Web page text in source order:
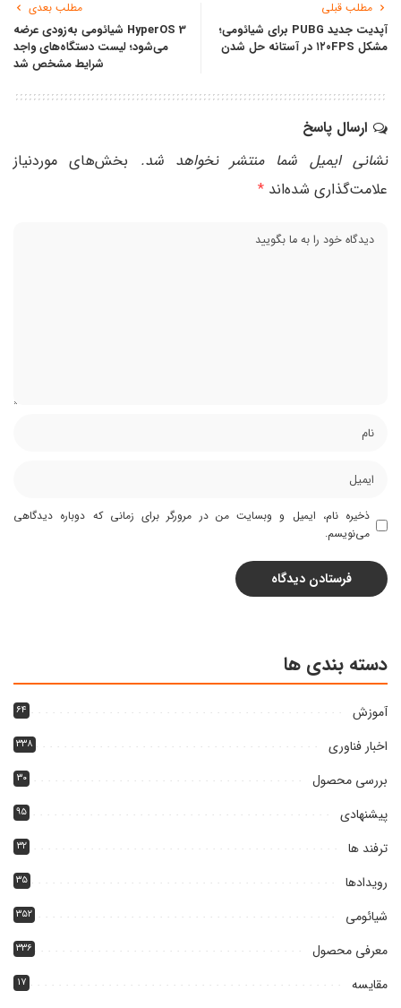
مطلب قبلی
آپدیت جدید PUBG برای شیائومی؛
مشکل ۱۲۰FPS در آستانه حل شدن
مطلب بعدی
HyperOS 3 شیائومی به‌زودی عرضه
می‌شود؛ لیست دستگاه‌های واجد
شرایط مشخص شد
ارسال پاسخ
نشانی ایمیل شما منتشر نخواهد شد.
بخش‌های موردنیاز
علامت‌گذاری شده‌اند *
ذخیره نام، ایمیل و وبسایت من در مرورگر برای زمانی که دوباره دیدگاهی
می‌نویسم.
دسته بندی ها
آموزش ۶۴
اخبار فناوری ۳۳۸
بررسی محصول ۳۰
پیشنهادی ۹۵
ترفند ها ۳۲
رویدادها ۳۵
شیائومی ۳۵۲
معرفی محصول ۳۳۶
مقایسه ۱۷